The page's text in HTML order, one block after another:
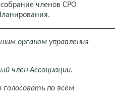
членов СРО
органом управления
член Ассоциации.
по всем